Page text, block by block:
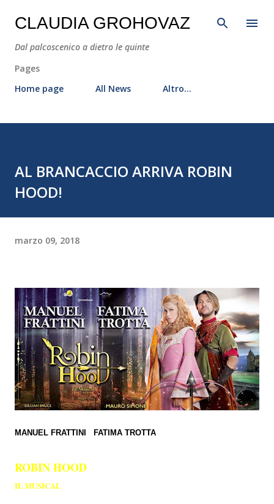
Passa ai contenuti principali
CLAUDIA GROHOVAZ
Dal palcoscenico a dietro le quinte
Pages
Home page
All News Altro…
AL BRANCACCIO ARRIVA ROBIN
HOOD!
marzo 09, 2018
MANUEL FRATTINI FATIMA TROTTA
ROBIN HOOD
IL MUSICAL